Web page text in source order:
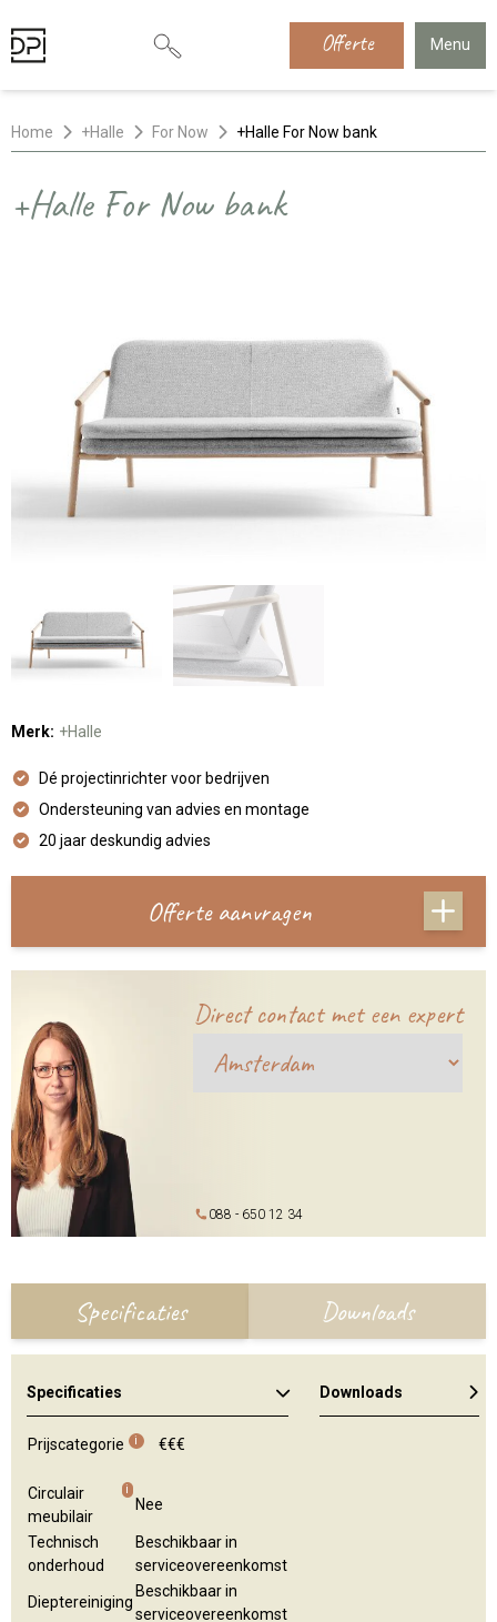
Offerte Menu
Home +Halle For Now +Halle For Now bank
+Halle For Now bank
Merk: +Halle
Dé projectinrichter voor bedrijven
Ondersteuning van advies en montage
20 jaar deskundig advies
Offerte aanvragen
Direct contact met een expert
088 - 650 12 34
Specificaties Downloads
Specificaties
Prijscategorie i €€€
Circulair
meubilair
i
Nee
Technisch
onderhoud
Beschikbaar in
serviceovereenkomst
Dieptereiniging
Beschikbaar in
serviceovereenkomst
Downloads